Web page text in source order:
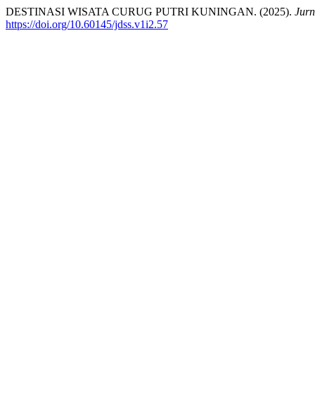
DESTINASI WISATA CURUG PUTRI KUNINGAN. (2025).
https://doi.org/10.60145/jdss.v1i2.57